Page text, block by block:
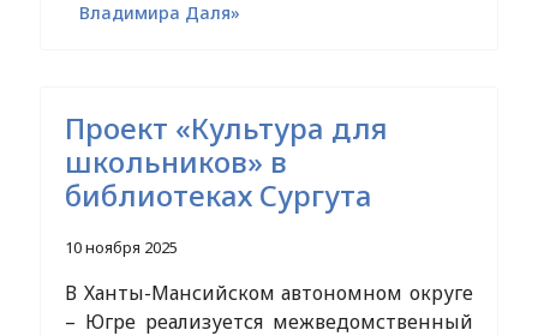
Владимира Даля»
Проект «Культура для
школьников» в
библиотеках Сургута
10 ноября 2025
В Ханты-Мансийском автономном округе
– Югре реализуется межведомственный